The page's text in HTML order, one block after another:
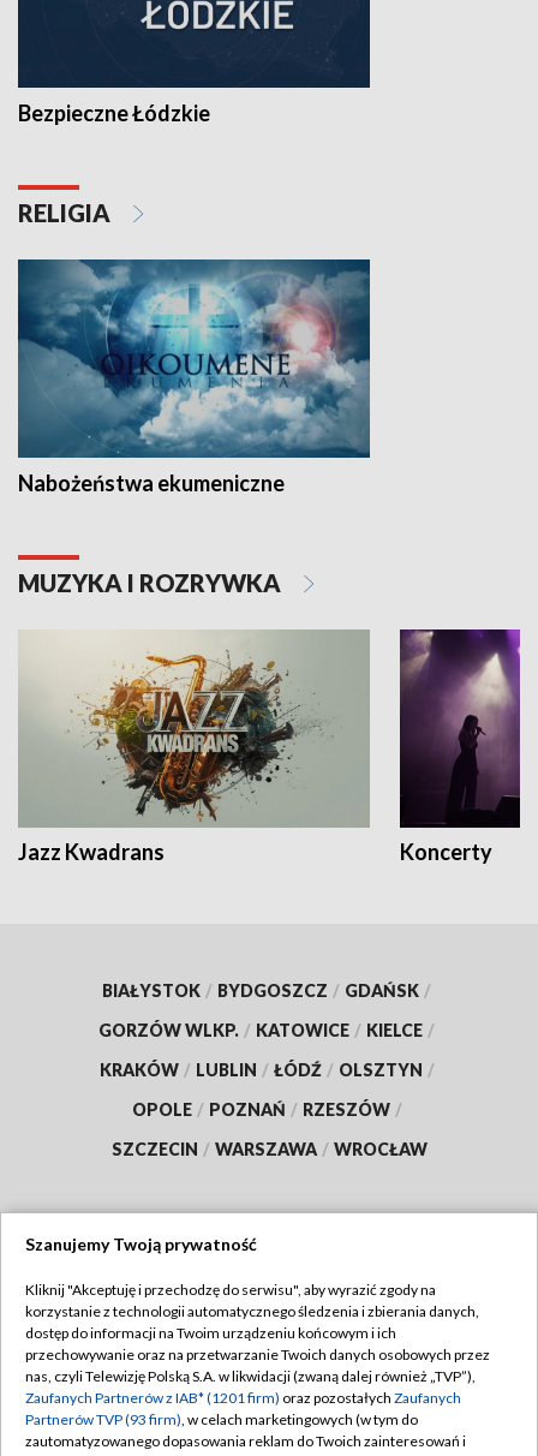
Bezpieczne Łódzkie
RELIGIA
Nabożeństwa ekumeniczne
MUZYKA I ROZRYWKA
Jazz Kwadrans Koncerty
BIAŁYSTOK / BYDGOSZCZ / GDAŃSK /
GORZÓW WLKP. / KATOWICE / KIELCE /
KRAKÓW / LUBLIN / ŁÓDŹ / OLSZTYN /
OPOLE / POZNAŃ / RZESZÓW /
SZCZECIN / WARSZAWA / WROCŁAW
TVP
Abonament TVP
Emisja w TVP
Centrum informacji TVP
Regulamin TVP
Polityka prywatności
Moje zgody
Szanujemy Twoją prywatność
Kliknij "Akceptuję i przechodzę do serwisu", aby wyrazić zgody na
korzystanie z technologii automatycznego śledzenia i zbierania danych,
dostęp do informacji na Twoim urządzeniu końcowym i ich
przechowywanie oraz na przetwarzanie Twoich danych osobowych przez
nas, czyli Telewizję Polską S.A. w likwidacji (zwaną dalej również „TVP”),
Zaufanych Partnerów z IAB* (1201 firm) oraz pozostałych Zaufanych
Partnerów TVP (93 firm), w celach marketingowych (w tym do
zautomatyzowanego dopasowania reklam do Twoich zainteresowań i